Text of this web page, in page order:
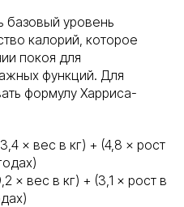
уровень
калорий, которое
покоя для
функций. Для
формулу Харриса-
× вес в кг) + (4,8 × рост
× вес в кг) + (3,1 × рост в